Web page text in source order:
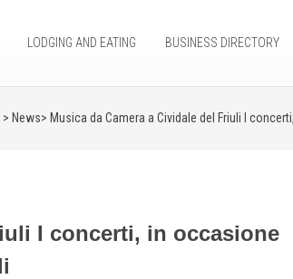
LODGING AND EATING BUSINESS DIRECTORY
> News> Musica da Camera a Cividale del Friuli I
I concerti, in occasione